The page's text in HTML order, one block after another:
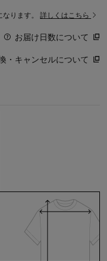
なります。 詳しくはこちら
お届け日数について
・キャンセルについて